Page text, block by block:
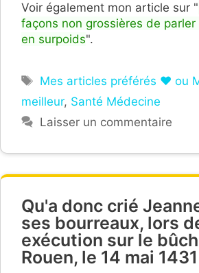
Voir également mon article sur "
façons non grossières de
en surpoids".
Étiquettes
Mes articles préférés ❤ ou
meilleur, Santé Médecine
Laisser un commentaire
Qu'a donc crié
ses bourreaux, lors
exécution sur le
Rouen, le 14 mai